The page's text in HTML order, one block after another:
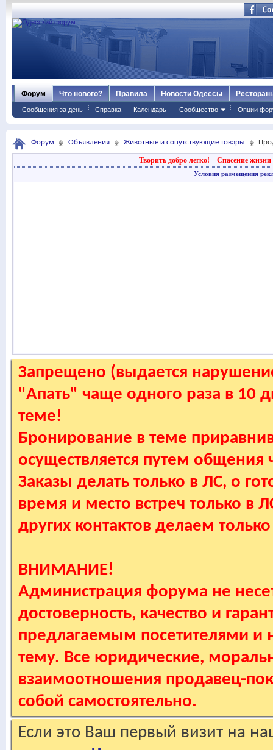
Форум
Сообщения за день Справка Календарь Сообщество Опции
Что нового? Правила Новости Одессы
Форум Объявления Животные и сопутствующие товары
Творить добро легко! Спасение жизни
Условия размещения
Запрещено (выдается
"Апать" чаще одного раза в 10
теме!
Бронирование в теме
осуществляется путем
Заказы делать только в ЛС, о
время и место встреч только в
других контактов делаем
ВНИМАНИЕ!
Администрация форума не
достоверность, качество и
предлагаемым посетителями и
тему. Все юридические,
взаимоотношения продавец-
собой самостоятельно.
Если это Ваш первый визит на